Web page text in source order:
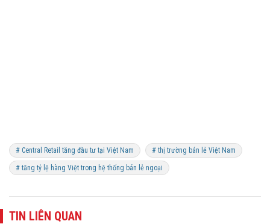
# Central Retail tăng đầu tư tại Việt Nam # thị trường bán lẻ Việt Nam
# tăng tỷ lệ hàng Việt trong hệ thống bán lẻ ngoại
TIN LIÊN QUAN